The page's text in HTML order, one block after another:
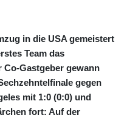
in die USA gemeistert
Team das
Gastgeber gewann
gegen
mit 1:0 (0:0) und
fort: Auf der